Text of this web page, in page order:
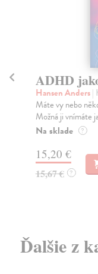
ADHD
Hansen Anders|
Máte vy nebo
Možná ji vnímáte
Na sklade ?
15,20 €
15,67 € ?
Ďalšie z